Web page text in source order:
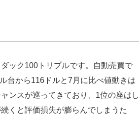
ック100トリプルです。自動売買で
台から116ドルと7月に比べ値動きは
ンスが巡ってきており、1位の座はし
くと評価損失が膨らんでしまうた